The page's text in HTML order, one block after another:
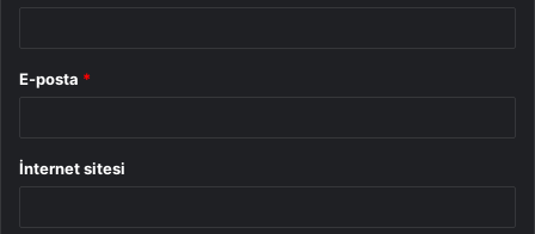
E-posta *
İnternet sitesi